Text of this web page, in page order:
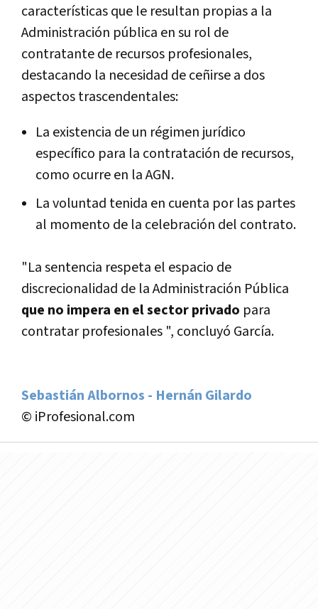
características que le resultan propias a la
Administración pública en su rol de
contratante de recursos profesionales,
destacando la necesidad de ceñirse a dos
aspectos trascendentales:
La existencia de un régimen jurídico
específico para la contratación de recursos,
como ocurre en la AGN.
La voluntad tenida en cuenta por las partes
al momento de la celebración del contrato.
"La sentencia respeta el espacio de
discrecionalidad de la Administración Pública
que no impera en el sector privado para
contratar profesionales ", concluyó García.
Sebastián Albornos - Hernán Gilardo
© iProfesional.com